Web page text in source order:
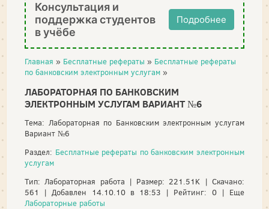
Консультация и
поддержка студентов
в учёбе
Подробнее
Главная » Бесплатные рефераты » Бесплатные рефераты
по банковским электронным услугам »
ЛАБОРАТОРНАЯ ПО БАНКОВСКИМ
ЭЛЕКТРОННЫМ УСЛУГАМ ВАРИАНТ №6
Тема: Лабораторная по Банковским электронным услугам
Вариант №6
Раздел: Бесплатные рефераты по банковским электронным
услугам
Тип: Лабораторная работа | Размер: 221.51K | Скачано:
561 | Добавлен 14.10.10 в 18:53 | Рейтинг: 0 | Еще
Лабораторные работы